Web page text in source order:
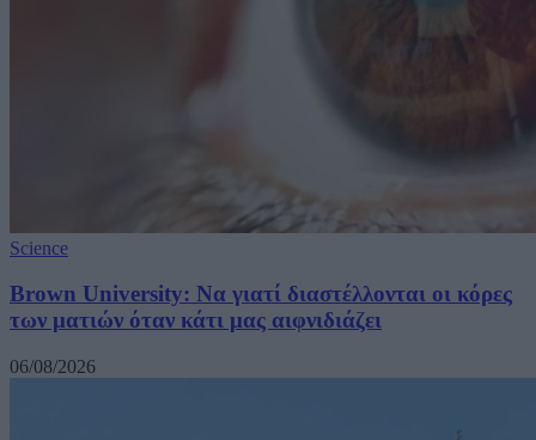
Science
Brown University: Να γιατί διαστέλλονται οι κόρες
των ματιών όταν κάτι μας αιφνιδιάζει
06/08/2026